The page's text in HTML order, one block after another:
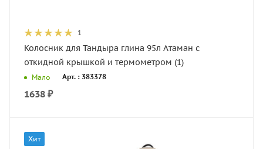
1
Колосник для Тандыра глина 95л Атаман с
откидной крышкой и термометром (1)
Мало Арт. : 383378
1638 ₽
Хит